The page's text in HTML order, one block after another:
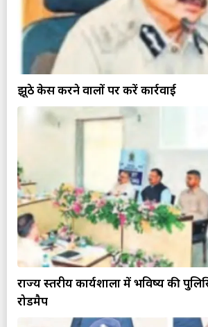
झूठे केस करने वालों पर करें कार्रवाई
राज्य स्तरीय कार्यशाला में भविष्य की
रोडमैप